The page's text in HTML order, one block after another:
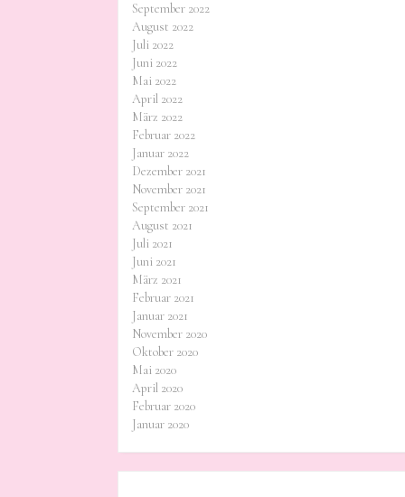
September 2022
August 2022
Juli 2022
Juni 2022
Mai 2022
April 2022
März 2022
Februar 2022
Januar 2022
Dezember 2021
November 2021
September 2021
August 2021
Juli 2021
Juni 2021
März 2021
Februar 2021
Januar 2021
November 2020
Oktober 2020
Mai 2020
April 2020
Februar 2020
Januar 2020